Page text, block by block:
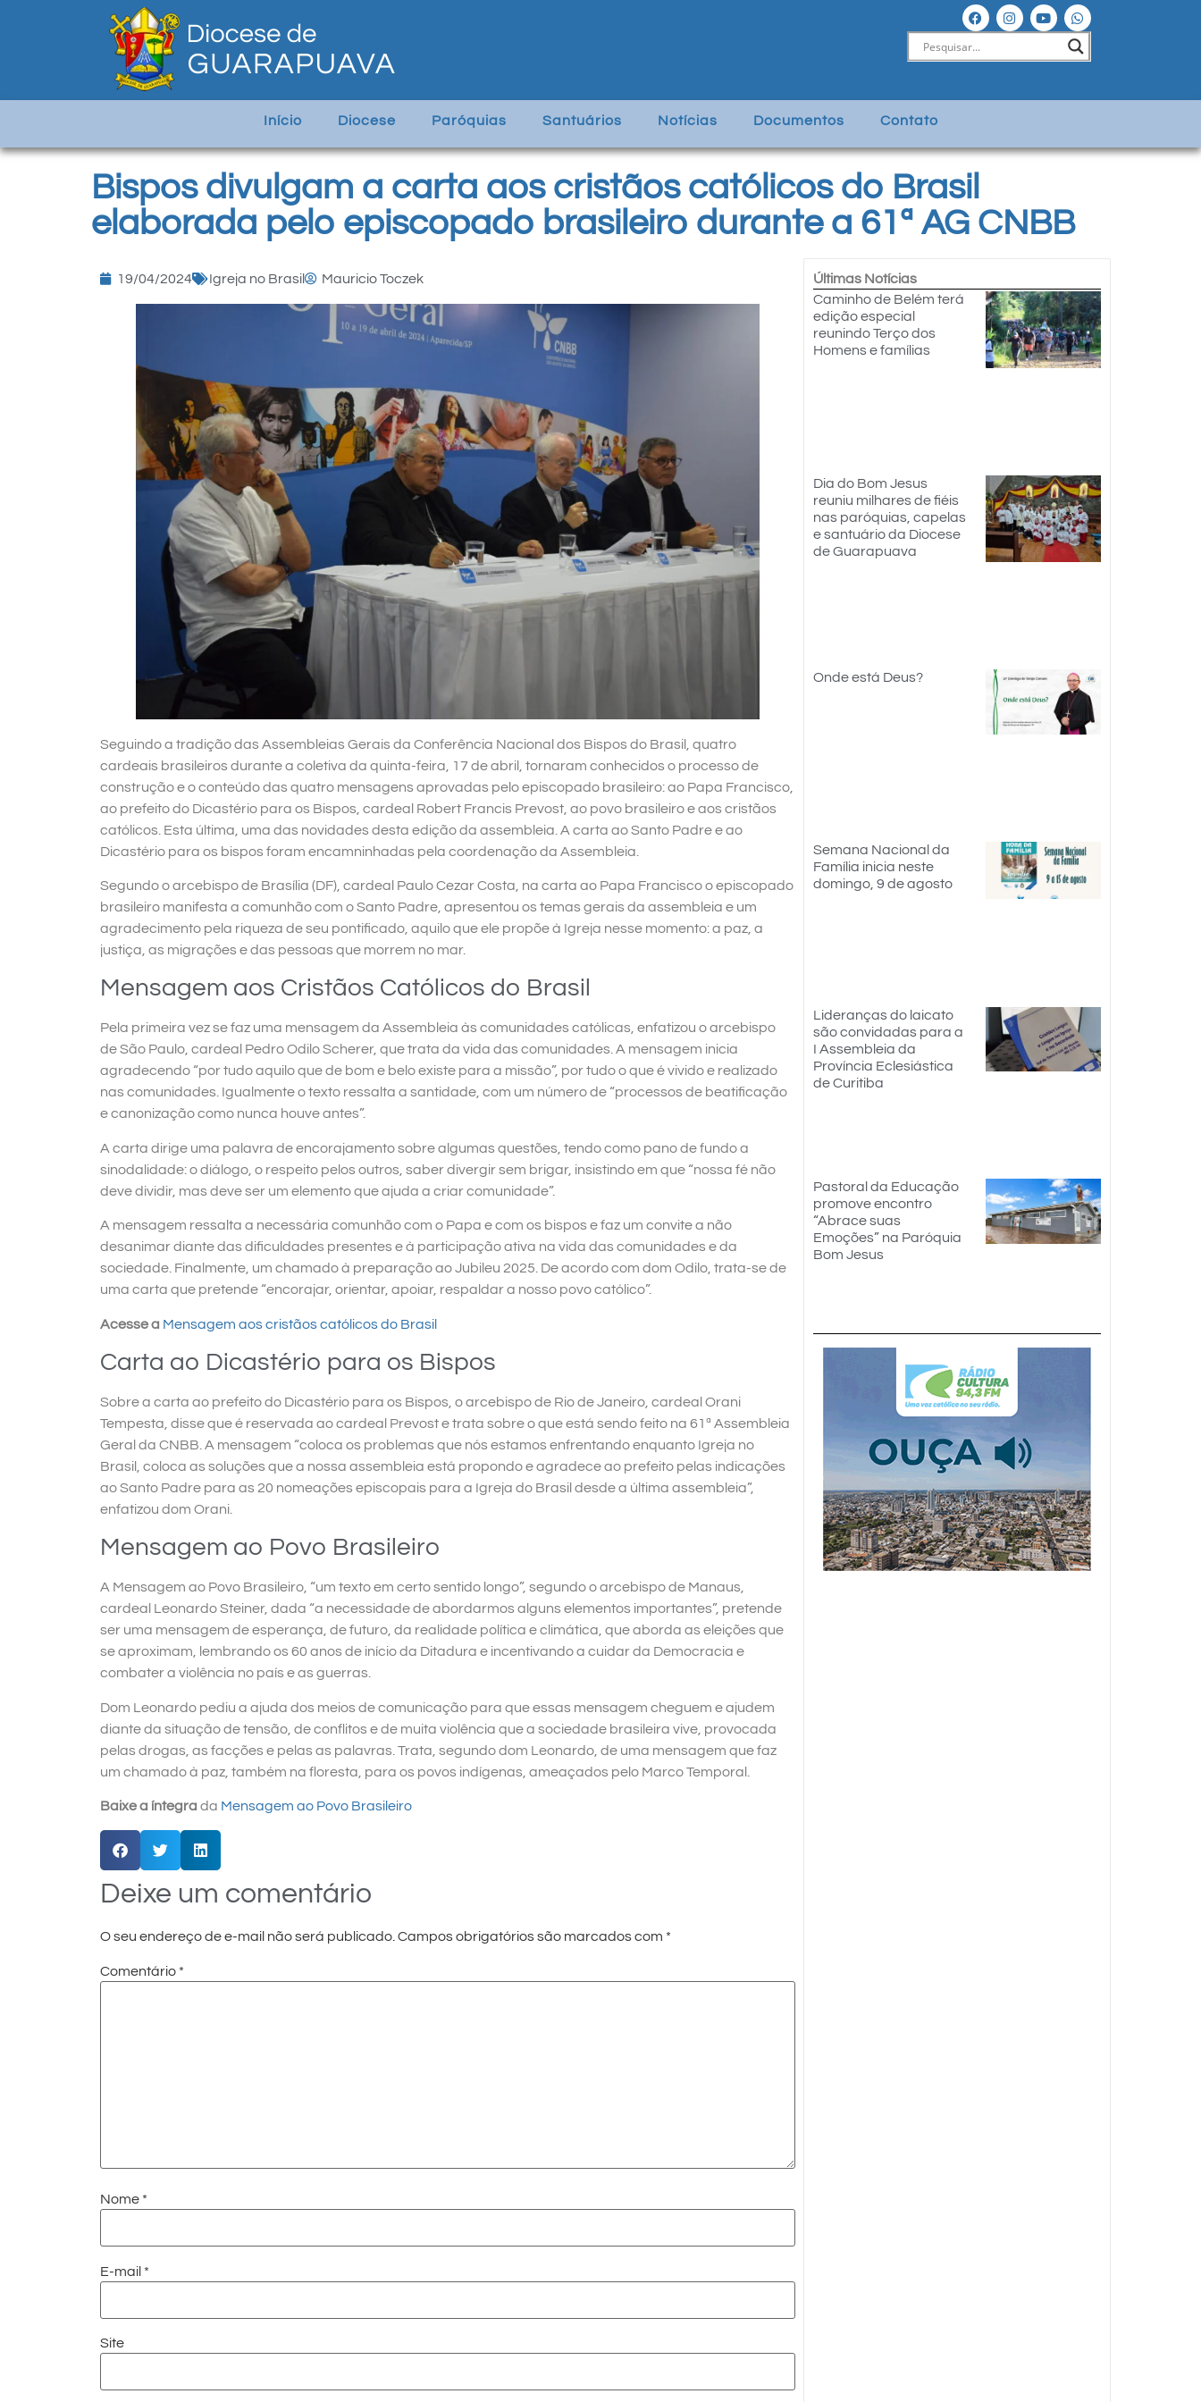
Início Diocese Paróquias Santuários Notícias Documentos Contato
Bispos divulgam a carta aos cristãos católicos do Brasil
elaborada pelo episcopado brasileiro durante a 61ª AG CNBB
19/04/2024 Igreja no Brasil Mauricio Toczek
Seguindo a tradição das Assembleias Gerais da Conferência Nacional dos Bispos do Brasil, quatro
cardeais brasileiros durante a coletiva da quinta-feira, 17 de abril, tornaram conhecidos o processo de
construção e o conteúdo das quatro mensagens aprovadas pelo episcopado brasileiro: ao Papa Francisco,
ao prefeito do Dicastério para os Bispos, cardeal Robert Francis Prevost, ao povo brasileiro e aos cristãos
católicos. Esta última, uma das novidades desta edição da assembleia. A carta ao Santo Padre e ao
Dicastério para os bispos foram encamninhadas pela coordenação da Assembleia.
Segundo o arcebispo de Brasília (DF), cardeal Paulo Cezar Costa, na carta ao Papa Francisco o episcopado
brasileiro manifesta a comunhão com o Santo Padre, apresentou os temas gerais da assembleia e um
agradecimento pela riqueza de seu pontificado, aquilo que ele propõe à Igreja nesse momento: a paz, a
justiça, as migrações e das pessoas que morrem no mar.
Mensagem aos Cristãos Católicos do Brasil
Pela primeira vez se faz uma mensagem da Assembleia às comunidades católicas, enfatizou o arcebispo
de São Paulo, cardeal Pedro Odilo Scherer, que trata da vida das comunidades. A mensagem inicia
agradecendo “por tudo aquilo que de bom e belo existe para a missão”, por tudo o que é vivido e realizado
nas comunidades. Igualmente o texto ressalta a santidade, com um número de “processos de beatificação
e canonização como nunca houve antes”.
A carta dirige uma palavra de encorajamento sobre algumas questões, tendo como pano de fundo a
sinodalidade: o diálogo, o respeito pelos outros, saber divergir sem brigar, insistindo em que “nossa fé não
deve dividir, mas deve ser um elemento que ajuda a criar comunidade”.
A mensagem ressalta a necessária comunhão com o Papa e com os bispos e faz um convite a não
desanimar diante das dificuldades presentes e à participação ativa na vida das comunidades e da
sociedade. Finalmente, um chamado à preparação ao Jubileu 2025. De acordo com dom Odilo, trata-se de
uma carta que pretende “encorajar, orientar, apoiar, respaldar a nosso povo católico”.
Acesse a Mensagem aos cristãos católicos do Brasil
Carta ao Dicastério para os Bispos
Sobre a carta ao prefeito do Dicastério para os Bispos, o arcebispo de Rio de Janeiro, cardeal Orani
Tempesta, disse que é reservada ao cardeal Prevost e trata sobre o que está sendo feito na 61ª Assembleia
Geral da CNBB. A mensagem “coloca os problemas que nós estamos enfrentando enquanto Igreja no
Brasil, coloca as soluções que a nossa assembleia está propondo e agradece ao prefeito pelas indicações
ao Santo Padre para as 20 nomeações episcopais para a Igreja do Brasil desde a última assembleia”,
enfatizou dom Orani.
Mensagem ao Povo Brasileiro
A Mensagem ao Povo Brasileiro, “um texto em certo sentido longo”, segundo o arcebispo de Manaus,
cardeal Leonardo Steiner, dada “a necessidade de abordarmos alguns elementos importantes”, pretende
ser uma mensagem de esperança, de futuro, da realidade política e climática, que aborda as eleições que
se aproximam, lembrando os 60 anos de início da Ditadura e incentivando a cuidar da Democracia e
combater a violência no país e as guerras.
Dom Leonardo pediu a ajuda dos meios de comunicação para que essas mensagem cheguem e ajudem
diante da situação de tensão, de conflitos e de muita violência que a sociedade brasileira vive, provocada
pelas drogas, as facções e pelas as palavras. Trata, segundo dom Leonardo, de uma mensagem que faz
um chamado à paz, também na floresta, para os povos indígenas, ameaçados pelo Marco Temporal.
Baixe a íntegra da Mensagem ao Povo Brasileiro
Deixe um comentário
O seu endereço de e-mail não será publicado. Campos obrigatórios são marcados com *
Comentário *
Nome *
E-mail *
Site
Últimas Notícias
Caminho de Belém terá
edição especial
reunindo Terço dos
Homens e famílias
Dia do Bom Jesus
reuniu milhares de fiéis
nas paróquias, capelas
e santuário da Diocese
de Guarapuava
Onde está Deus?
Semana Nacional da
Família inicia neste
domingo, 9 de agosto
Lideranças do laicato
são convidadas para a
I Assembleia da
Província Eclesiástica
de Curitiba
Pastoral da Educação
promove encontro
“Abrace suas
Emoções” na Paróquia
Bom Jesus